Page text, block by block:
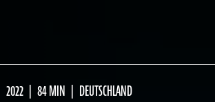
2022 84 MIN DEUTSCHLAND